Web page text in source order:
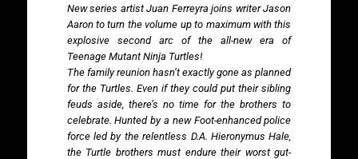
New series artist Juan Ferreyra joins writer Jason
Aaron to turn the volume up to maximum with this
explosive second arc of the all-new era of
Teenage Mutant Ninja Turtles!
The family reunion hasn’t exactly gone as planned
for the Turtles. Even if they could put their sibling
feuds aside, there’s no time for the brothers to
celebrate. Hunted by a new Foot-enhanced police
force led by the relentless D.A. Hieronymus Hale,
the Turtle brothers must endure their worst gut-